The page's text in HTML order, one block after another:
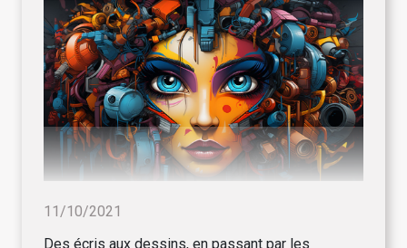
11/10/2021
Des écris aux dessins, en passant par les